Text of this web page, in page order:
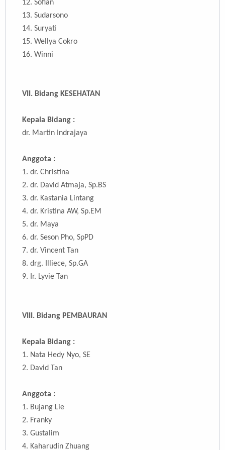
12. Sofian
13. Sudarsono
14. Suryati
15. Wellya Cokro
16. Winni
VII. Bidang KESEHATAN
Kepala Bidang :
dr. Martin Indrajaya
Anggota :
1. dr. Christina
2. dr. David Atmaja, Sp.BS
3. dr. Kastania Lintang
4. dr. Kristina AW, Sp.EM
5. dr. Maya
6. dr. Seson Pho, SpPD
7. dr. Vincent Tan
8. drg. Illiece, Sp.GA
9. Ir. Lyvie Tan
VIII. Bidang PEMBAURAN
Kepala Bidang :
1. Nata Hedy Nyo, SE
2. David Tan
Anggota :
1. Bujang Lie
2. Franky
3. Gustalim
4. Kaharudin Zhuang